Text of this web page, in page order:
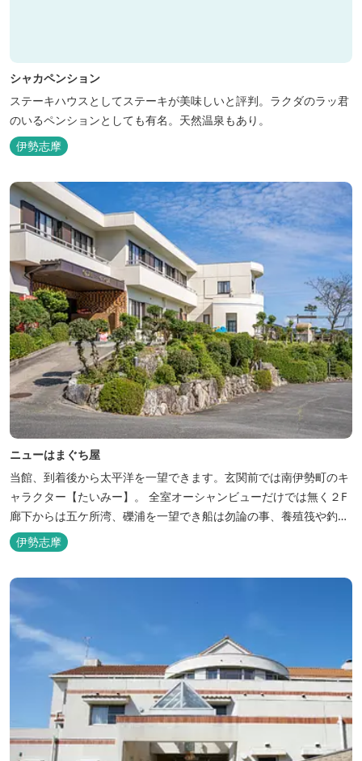
シャカペンション
ステーキハウスとしてステーキが美味しいと評判。ラクダのラッ君
のいるペンションとしても有名。天然温泉もあり。
伊勢志摩
ニューはまぐち屋
当館、到着後から太平洋を一望できます。玄関前では南伊勢町のキ
ャラクター【たいみー】。 全室オーシャンビューだけでは無く２F
廊下からは五ケ所湾、礫浦を一望でき船は勿論の事、養殖筏や釣り
堀筏などみる事ができます。 当館一押しのお部屋【大島】からは太
平洋を一望。マグロの養殖筏、夜には漁師さん達の船の光がみえ対
伊勢志摩